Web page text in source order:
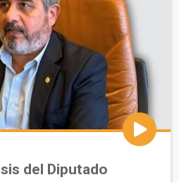
del Diputado